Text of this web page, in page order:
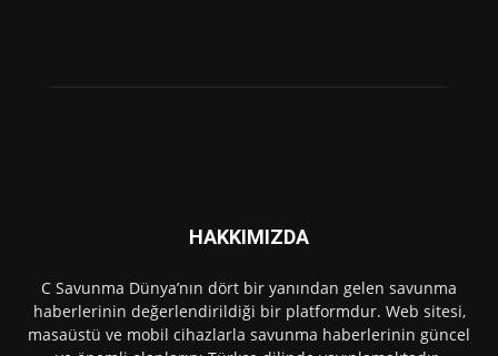
HAKKIMIZDA
C Savunma Dünya’nın dört bir yanından gelen savunma
haberlerinin değerlendirildiği bir platformdur. Web sitesi,
masaüstü ve mobil cihazlarla savunma haberlerinin güncel